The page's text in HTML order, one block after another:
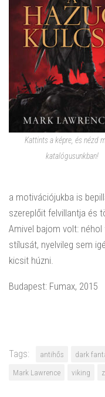
Kattints a képre, és nézd
katalógusunkban!
a motivációjukba is
szereplőit felvillantja és
Amivel bajom volt:
stílusát, nyelvileg sem
kicsit húzni.
Budapest: Fumax, 2015
Tags: antihős dark
Mark Lawrence
viking